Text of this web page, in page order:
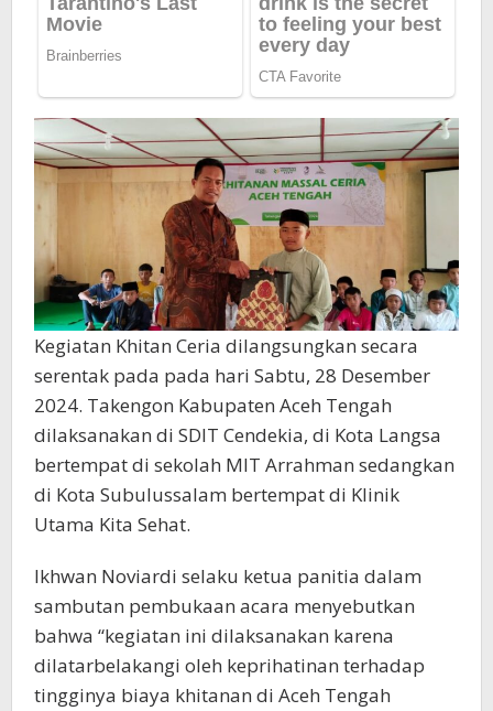
Kegiatan Khitan Ceria dilangsungkan secara
serentak pada pada hari Sabtu, 28 Desember
2024. Takengon Kabupaten Aceh Tengah
dilaksanakan di SDIT Cendekia, di Kota Langsa
bertempat di sekolah MIT Arrahman sedangkan
di Kota Subulussalam bertempat di Klinik
Utama Kita Sehat.
Ikhwan Noviardi selaku ketua panitia dalam
sambutan pembukaan acara menyebutkan
bahwa “kegiatan ini dilaksanakan karena
dilatarbelakangi oleh keprihatinan terhadap
tingginya biaya khitanan di Aceh Tengah